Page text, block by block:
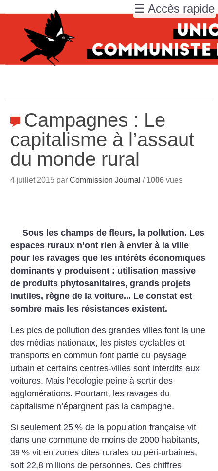
Campagnes : Le
capitalisme à l’assaut
du monde rural
4 juillet 2015 parCommission Journal / 1006 vues
Sous les champs de fleurs, la pollution. Les
espaces ruraux n’ont rien à envier à la ville
pour les ravages que les intérêts économiques
dominants y produisent : utilisation massive
de produits phytosanitaires, grands projets
inutiles, règne de la voiture... Le constat est
sombre mais les résistances existent.
Les pics de pollution des grandes villes font la une
des médias nationaux, les pistes cyclables et
transports en commun font partie du paysage
urbain et certains centres-villes sont interdits aux
voitures. Mais l’écologie peine à sortir des
agglomérations. Pourtant, les ravages du
capitalisme n’épargnent pas la campagne.
Si seulement 25 % de la population française vit
dans une commune de moins de 2000 habitants,
39 % vit en zones dites rurales ou péri-urbaines,
soit 22,8 millions de personnes. Ces chiffres
☰ Accès rapide